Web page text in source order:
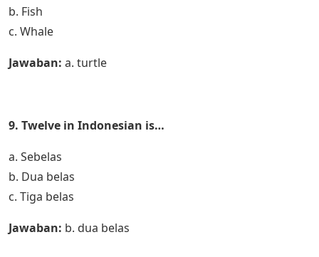
b. Fish
c. Whale
Jawaban: a. turtle
9. Twelve in Indonesian is…
a. Sebelas
b. Dua belas
c. Tiga belas
Jawaban: b. dua belas